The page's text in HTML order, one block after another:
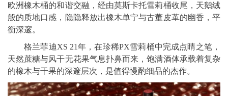
欧洲橡木桶的和谐交融，经由莫斯卡托雪莉桶收尾，天鹅绒
般的质地口感，隐隐释放出橡木单宁与古董皮革的幽香，平
衡深邃。
格兰菲迪XS 21年，在珍稀PX雪莉桶中完成点睛之笔，
天然蔗糖与风干无花果气息扑鼻而来，饱满酒体承载着复杂
的橡木与干果的深邃层次，是值得慢酌细品的杰作。